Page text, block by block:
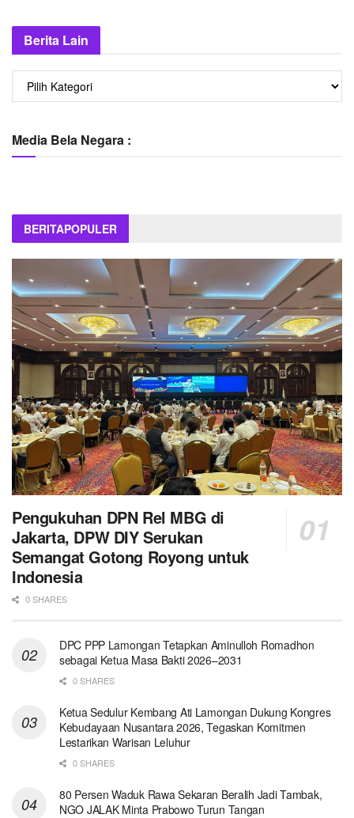
Berita Lain
Berita
Lain
Media Bela Negara :
BERITAPOPULER
Pengukuhan DPN Rel MBG di
Jakarta, DPW DIY Serukan
Semangat Gotong Royong untuk
Indonesia
0 SHARES
DPC PPP Lamongan Tetapkan Aminulloh Romadhon
sebagai Ketua Masa Bakti 2026–2031
0 SHARES
Ketua Sedulur Kembang Ati Lamongan Dukung Kongres
Kebudayaan Nusantara 2026, Tegaskan Komitmen
Lestarikan Warisan Leluhur
0 SHARES
80 Persen Waduk Rawa Sekaran Beralih Jadi Tambak,
NGO JALAK Minta Prabowo Turun Tangan